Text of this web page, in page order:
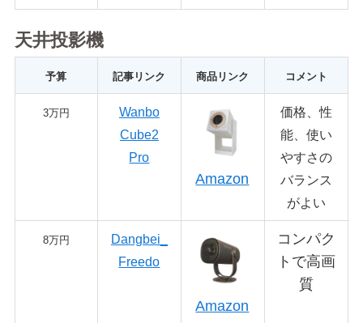
天井投影機
予算 記事リンク 商品リンク コメント
3万円
Wanbo
Cube2
Pro
Amazon
価格、性
能、使い
やすさの
バランス
がよい
8万円
Dangbei_
Freedo
Amazon
コンパク
トで高画
質